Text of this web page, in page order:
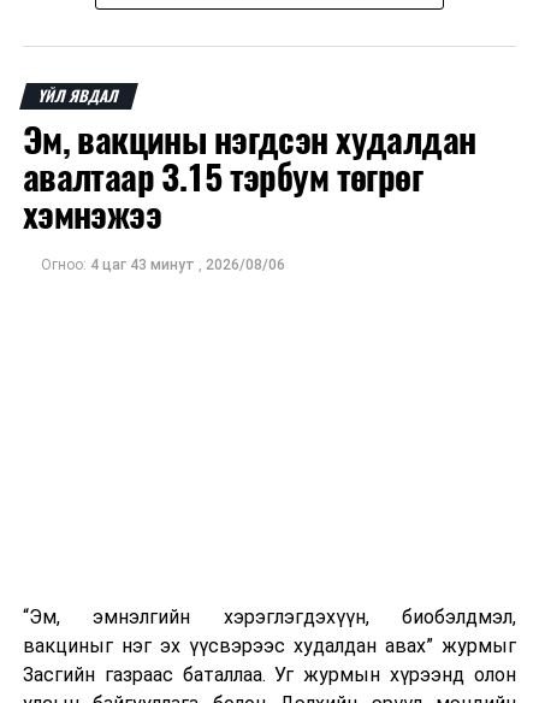
шатахуун импортлогч аж ахуйн нэгжүүд хамтран
турш тасралтгүй хүргэж, хангамжийг хэвийн
болгохоор ажиллаж байна.
ҮЙЛ ЯВДАЛ
Эм, вакцины нэгдсэн худалдан
авалтаар 3.15 тэрбум төгрөг
хэмнэжээ
Огноо: 4 цаг 43 минут , 2026/08/06
“Эм, эмнэлгийн хэрэглэгдэхүүн, биобэлдмэл,
вакциныг нэг эх үүсвэрээс худалдан авах” журмыг
Засгийн газраас баталлаа. Уг журмын хүрээнд олон